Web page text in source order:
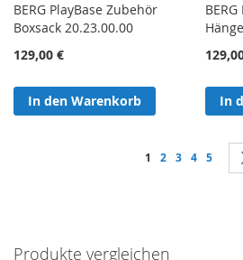
BERG PlayBase Zubehör
Boxsack 20.23.00.00
129,00 €
In den Warenkorb In
Seite
Sie lesen gerade
1 Seite
2 Seite
3 Seite
4 Seite
5
Produkte vergleichen